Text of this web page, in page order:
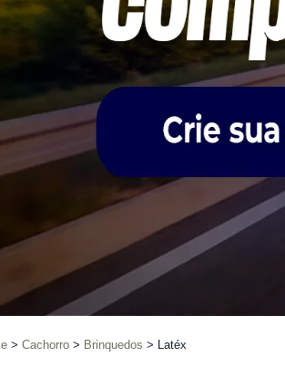
Cachorro Brinquedos Latéx